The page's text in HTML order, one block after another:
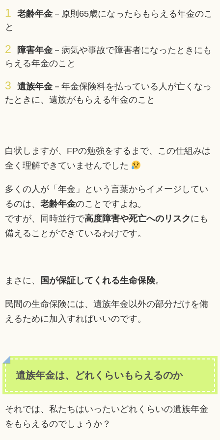
老齢年金－原則65歳になったらもらえる年金のこ
と
障害年金－病気や事故で障害者になったときにも
らえる年金のこと
遺族年金－年金保険料を払っている人が亡くなっ
たときに、遺族がもらえる年金のこと
白状しますが、FPの勉強をするまで、この仕組みは
全く理解できていませんでした
多くの人が「年金」という言葉からイメージしてい
るのは、 老齢年金のことですよね。
ですが、同時並行で高度障害や死亡へのリスクにも
備えることができているわけです。
まさに、 国が保証してくれる生命保険。
民間の生命保険には、遺族年金以外の部分だけを備
えるために加入すればいいのです。
遺族年金は、どれくらいもらえるのか
それでは、私たちはいったいどれくらいの遺族年金
をもらえるのでしょうか？